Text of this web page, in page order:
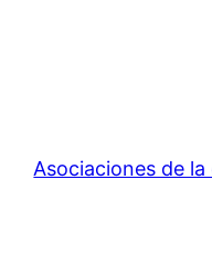
Asociaciones de